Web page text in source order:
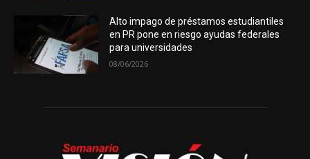
Alto impago de préstamos estudiantiles
en PR pone en riesgo ayudas federales
para universidades
08/06/2026